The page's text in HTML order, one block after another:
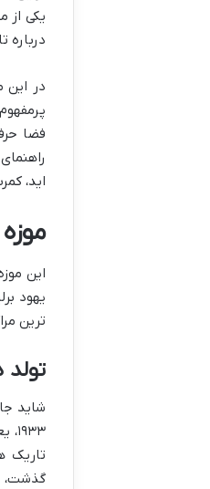
یکی از
درباره
در این
فضا
اید،
این
یهود
ترین
تولد
شاید
تاریک
گذشت،